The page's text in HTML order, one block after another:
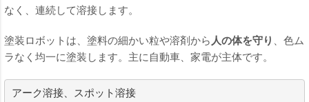
なく、連続して溶接します。
塗装ロボットは、塗料の細かい粒や溶剤から 人の体を守り
、色ム
ラなく均一に塗装します。主に自動車、家電が主体です。
アーク溶接、スポット溶接